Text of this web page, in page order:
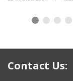
Contact Us: